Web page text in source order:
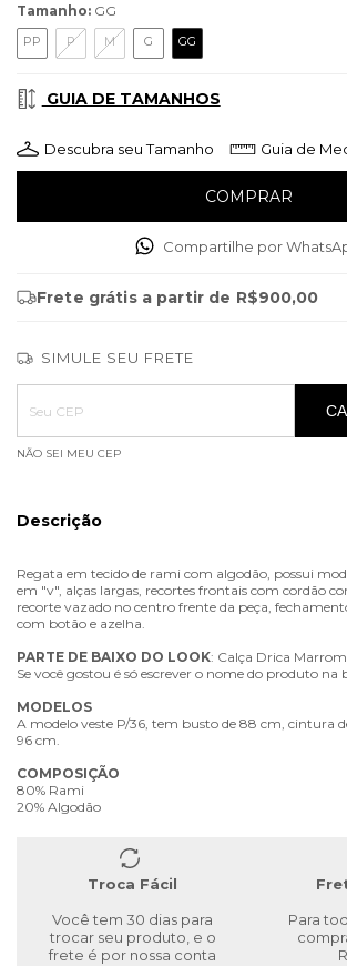
Tamanho: GG
PP P M G GG
GUIA DE TAMANHOS
Descubra seu Tamanho Guia de
Compartilhe por
Frete grátis a partir de R$900,00
SIMULE SEU FRETE
Entregas para o CEP:
NÃO SEI MEU CEP
Descrição
Regata em tecido de rami com algodão, possui
em "v", alças largas, recortes frontais com cordão
recorte vazado no centro frente da peça,
com botão e azelha.
PARTE DE BAIXO DO LOOK: Calça Drica
Se você gostou é só escrever o nome do produto na
MODELOS
A modelo veste P/36, tem busto de 88 cm, cintura
96 cm.
COMPOSIÇÃO
80% Rami
20% Algodão
Troca Fácil
Você tem 30 dias para
trocar seu produto, e o
frete é por nossa conta
Para